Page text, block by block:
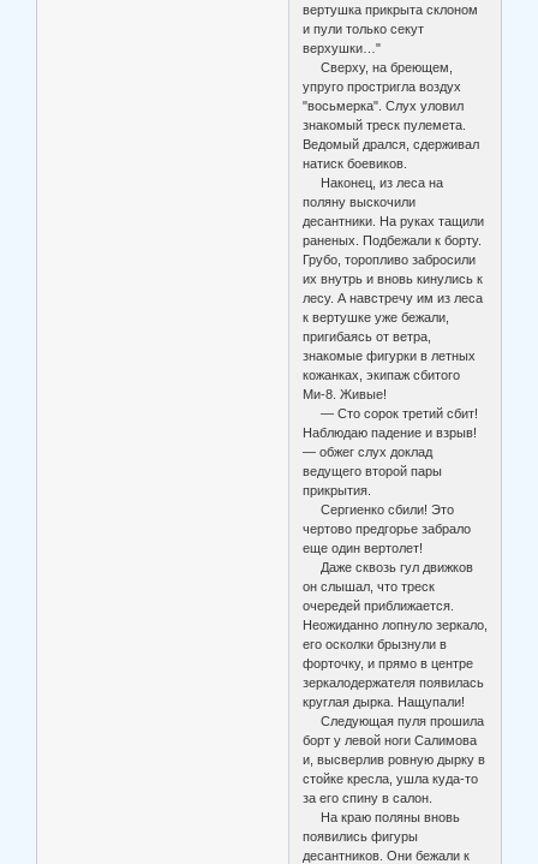
вертушка прикрыта склоном
и пули только секут
верхушки…"
Сверху, на бреющем,
упруго простригла воздух
"восьмерка". Слух уловил
знакомый треск пулемета.
Ведомый дрался, сдерживал
натиск боевиков.
Наконец, из леса на
поляну выскочили
десантники. На руках тащили
раненых. Подбежали к борту.
Грубо, торопливо забросили
их внутрь и вновь кинулись к
лесу. А навстречу им из леса
к вертушке уже бежали,
пригибаясь от ветра,
знакомые фигурки в летных
кожанках, экипаж сбитого
Ми-8. Живые!
— Сто сорок третий сбит!
Наблюдаю падение и взрыв!
— обжег слух доклад
ведущего второй пары
прикрытия.
Сергиенко сбили! Это
чертово предгорье забрало
еще один вертолет!
Даже сквозь гул движков
он слышал, что треск
очередей приближается.
Неожиданно лопнуло зеркало,
его осколки брызнули в
форточку, и прямо в центре
зеркалодержателя появилась
круглая дырка. Нащупали!
Следующая пуля прошила
борт у левой ноги Салимова
и, высверлив ровную дырку в
стойке кресла, ушла куда-то
за его спину в салон.
На краю поляны вновь
появились фигуры
десантников. Они бежали к